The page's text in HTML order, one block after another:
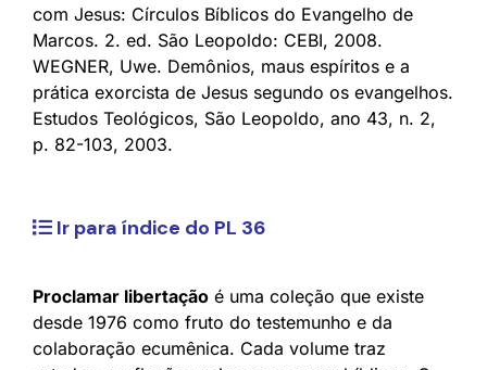
com Jesus: Círculos Bíblicos do Evangelho de
Marcos. 2. ed. São Leopoldo: CEBI, 2008.
WEGNER, Uwe. Demônios, maus espíritos e a
prática exorcista de Jesus segundo os evangelhos.
Estudos Teológicos, São Leopoldo, ano 43, n. 2,
p. 82-103, 2003.
Ir para índice do PL 36
Proclamar libertação é uma coleção que existe
desde 1976 como fruto do testemunho e da
colaboração ecumênica. Cada volume traz